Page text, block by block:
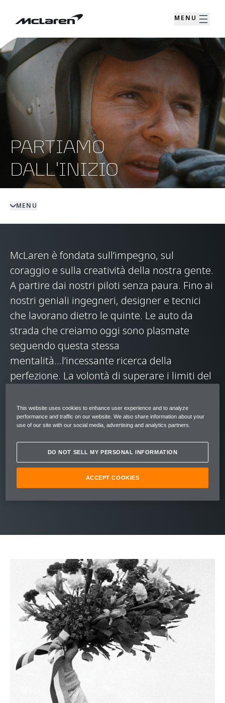
MENU
PARTIAMO
DALL'INIZIO
MENU
McLaren è fondata sull’impegno, sul
coraggio e sulla creatività della nostra gente.
A partire dai nostri piloti senza paura. Fino ai
nostri geniali ingegneri, designer e tecnici
che lavorano dietro le quinte. Le auto da
strada che creiamo oggi sono plasmate
seguendo questa stessa
mentalità...l’incessante ricerca della
perfezione. La volontà di superare i limiti del
Questo approccio ha indicato la strada per
centinaia di vittorie in pista davvero
della strada. Verso un altro primato
dell’industria. Verso il prossimo, esaltante
This website uses cookies to enhance user experience and to analyze
performance and traffic on our website. We also share information about your
use of our site with our social media, advertising and analytics partners.
DO NOT SELL MY PERSONAL INFORMATION
ACCEPT COOKIES